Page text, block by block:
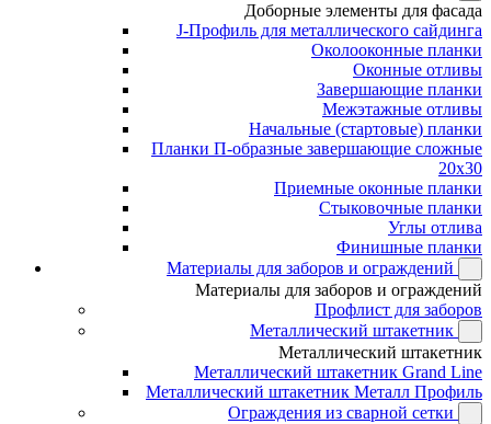
Доборные элементы для фасада
J-Профиль для металлического сайдинга
Околооконные планки
Оконные отливы
Завершающие планки
Межэтажные отливы
Начальные (стартовые) планки
Планки П-образные завершающие сложные
20x30
Приемные оконные планки
Стыковочные планки
Углы отлива
Финишные планки
Материалы для заборов и ограждений
Материалы для заборов и ограждений
Профлист для заборов
Металлический штакетник
Металлический штакетник
Металлический штакетник Grand Line
Металлический штакетник Металл Профиль
Ограждения из сварной сетки